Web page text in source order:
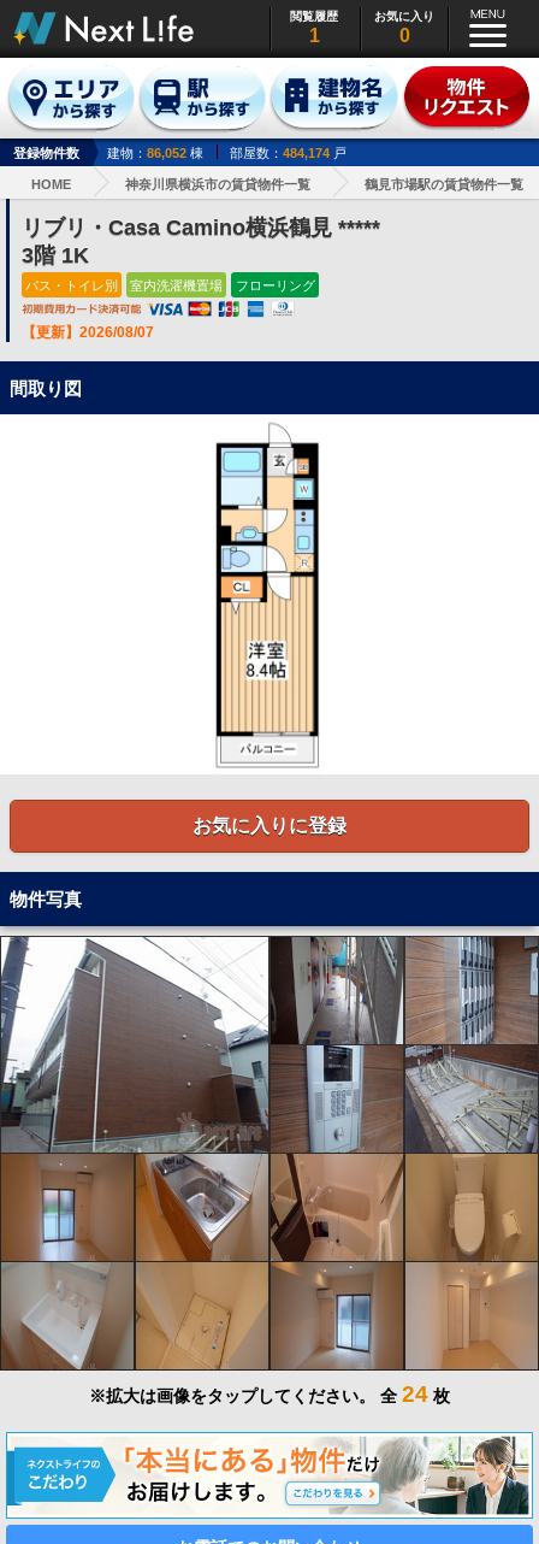
閲覧履歴
1
お気に入り
0
登録物件数 建物： 86,052 棟 部屋数： 484,174 戸
HOME 神奈川県横浜市の賃貸物件一覧 鶴見市場駅の賃貸物件一覧
リブリ・Casa Camino横浜鶴見 *****
3階 1K
バス・トイレ別 室内洗濯機置場 フローリング
【更新】2026/08/07
間取り図
お気に入りに登録
物件写真
※拡大は画像をタップしてください。 全 24 枚